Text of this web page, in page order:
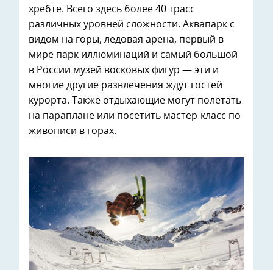
хребте. Всего здесь более 40 трасс
различных уровней сложности. Аквапарк с
видом на горы, ледовая арена, первый в
мире парк иллюминаций и самый большой
в России музей восковых фигур — эти и
многие другие развлечения ждут гостей
курорта. Также отдыхающие могут полетать
на параплане или посетить мастер-класс по
живописи в горах.